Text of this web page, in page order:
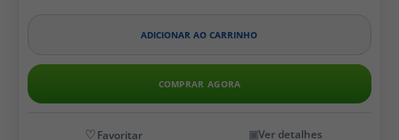
ADICIONAR AO CARRINHO
COMPRAR AGORA
Ver detalhes